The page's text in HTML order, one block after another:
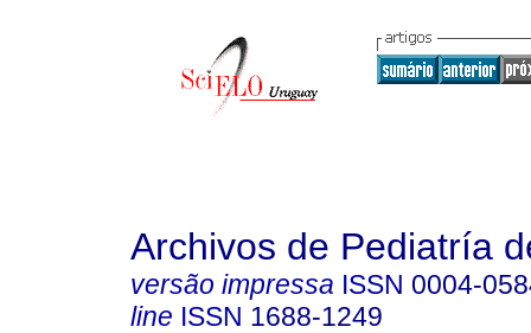
Archivos de Pediatría
versão impressa ISSN 0004-
line ISSN 1688-1249